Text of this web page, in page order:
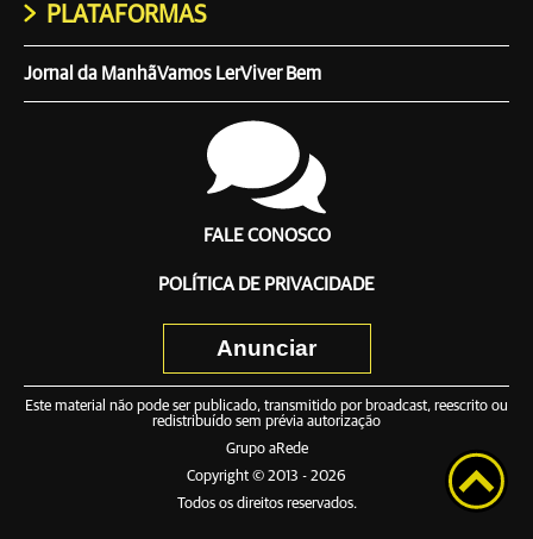
PLATAFORMAS
Jornal da ManhãVamos LerViver Bem
FALE CONOSCO
POLÍTICA DE PRIVACIDADE
Anunciar
Este material não pode ser publicado, transmitido por broadcast, reescrito ou
redistribuído sem prévia autorização
Grupo aRede
Copyright © 2013 - 2026
Todos os direitos reservados.